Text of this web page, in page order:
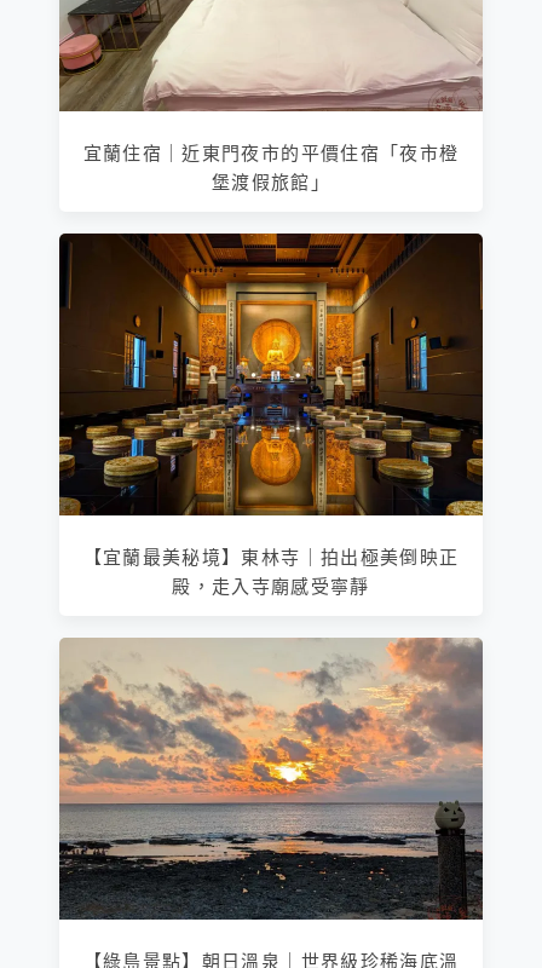
宜蘭住宿｜近東門夜市的平價住宿「夜市橙
堡渡假旅館」
【宜蘭最美秘境】東林寺｜拍出極美倒映正
殿，走入寺廟感受寧靜
【綠島景點】朝日溫泉｜世界級珍稀海底溫